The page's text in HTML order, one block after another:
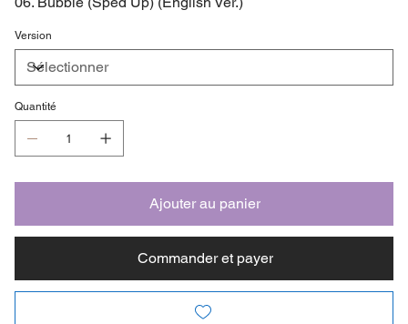
Version
Quantité
Ajouter au panier
Commander et payer